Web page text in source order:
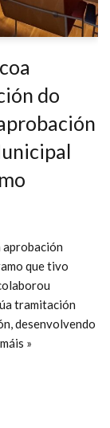
do
aprobación
que tivo
tramitación
desenvolvendo
»